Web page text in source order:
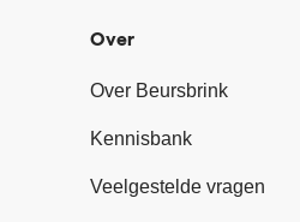
Over
Over Beursbrink
Kennisbank
Veelgestelde vragen